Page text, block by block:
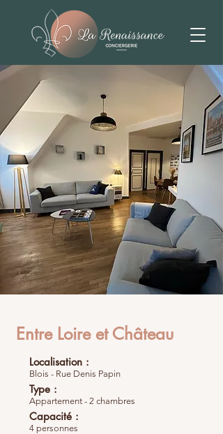
Entre Loire et Château
Localisation :
Blois - Rue Denis Papin
Type :
Appartement - 2 chambres
Capacité :
4 personnes